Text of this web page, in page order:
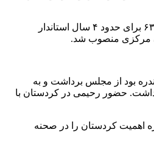
از ۱۳ آبان ۶۳ برای حدود ۴ سال استاندار
مرکزی منصوب شد.
بود از مجلس برداشت و به
در تیم سازی و مرید سازی داشت. حضور رحیمی در کردستان با
موضوع دوباره اهمیت کردستان را در صحنه